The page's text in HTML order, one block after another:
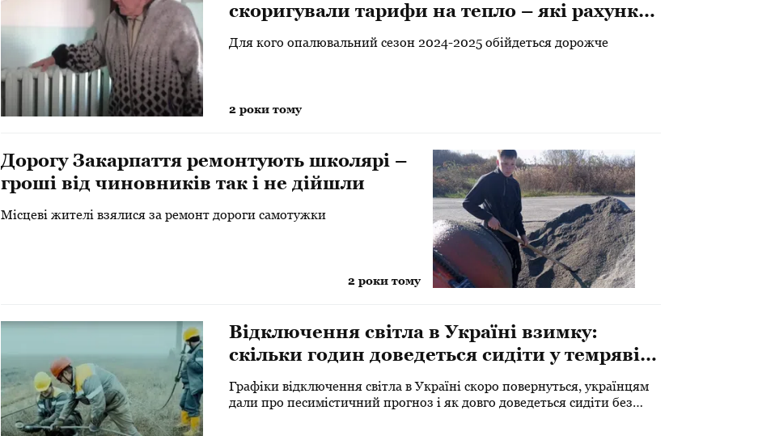
скоригували тарифи на тепло – які рахунки
виставлять
Для кого опалювальний сезон 2024-2025 обійдеться дорожче
2 роки тому
Дорогу Закарпаття ремонтують школярі –
гроші від чиновників так і не дійшли
Місцеві жителі взялися за ремонт дороги самотужки
2 роки тому
Відключення світла в Україні взимку:
скільки годин доведеться сидіти у темряві,
моторошний прогноз
Графіки відключення світла в Україні скоро повернуться, українцям
дали про песимістичний прогноз і як довго доведеться сидіти без